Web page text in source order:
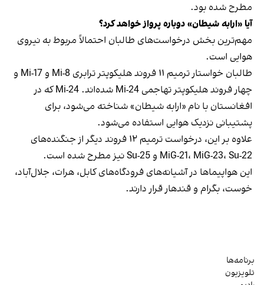
مطرح شده بود.
آیا «ارابه شیطان» دوباره پرواز خواهد کرد؟
مهم‌ترین بخش درخواست‌های طالبان احتمالاً مربوط به نیروی
هوایی است.
طالبان خواستار ترمیم ۱۱ فروند هلیکوپتر ترابری Mi-8 و Mi-17 و
چهار فروند هلیکوپتر تهاجمی Mi-24 شده‌اند. Mi-24 که در
افغانستان با نام «ارابه شیطان» شناخته می‌شود، برای
پشتیبانی نزدیک هوایی استفاده می‌شود.
علاوه بر این، درخواست ترمیم ۱۲ فروند دیگر از جنگنده‌های
MiG-21، MiG-23، Su-22 و Su-25 نیز مطرح شده است.
این هواپیماها در آشیانه‌های فرودگاه‌های کابل، هرات، جلال‌آباد،
خوست، بگرام و قندهار قرار دارند.
برنامه‌ها
تلویزیون